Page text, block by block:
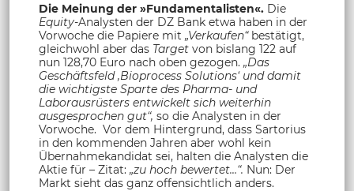
Die Meinung der »Fundamentalisten«. Die
Equity-Analysten der DZ Bank etwa haben in der
Vorwoche die Papiere mit „Verkaufen“bestätigt,
gleichwohl aber das Target von bislang 122 auf
nun 128,70 Euro nach oben gezogen. „Das
Geschäftsfeld ‚Bioprocess Solutions‘ und damit
die wichtigste Sparte des Pharma- und
Laborausrüsters entwickelt sich weiterhin
ausgesprochen gut“, so die Analysten in der
Vorwoche. Vor dem Hintergrund, dass Sartorius
in den kommenden Jahren aber wohl kein
Übernahmekandidat sei, halten die Analysten die
Aktie für – Zitat: „zu hoch bewertet…“. Nun: Der
Markt sieht das ganz offensichtlich anders.